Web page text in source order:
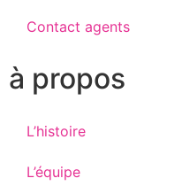
Contact agents
à propos
L’histoire
L’équipe